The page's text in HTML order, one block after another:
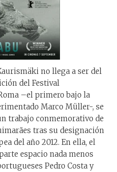
no llega a ser del
del Festival
–el primero bajo la
Marco Müller-, se
trabajo conmemorativo de
tras su designación
del año 2012. En ella, el
espacio nada menos
Pedro Costa y